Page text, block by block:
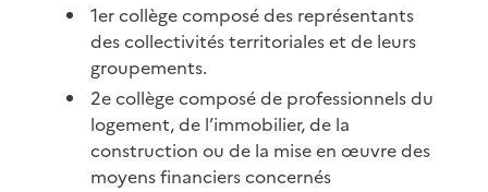
1er collège composé des représentants
des collectivités territoriales et de leurs
groupements.
2e collège composé de professionnels du
logement, de l’immobilier, de la
construction ou de la mise en œuvre des
moyens financiers concernés